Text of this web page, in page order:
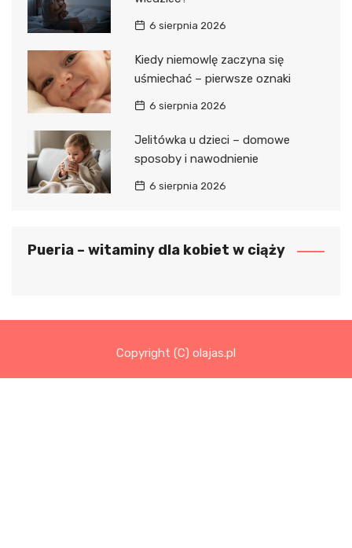
6 sierpnia 2026
Kiedy niemowlę zaczyna się
uśmiechać – pierwsze oznaki
6 sierpnia 2026
Jelitówka u dzieci – domowe
sposoby i nawodnienie
6 sierpnia 2026
Pueria – witaminy dla kobiet w ciąży
Copyright (C) olajas.pl